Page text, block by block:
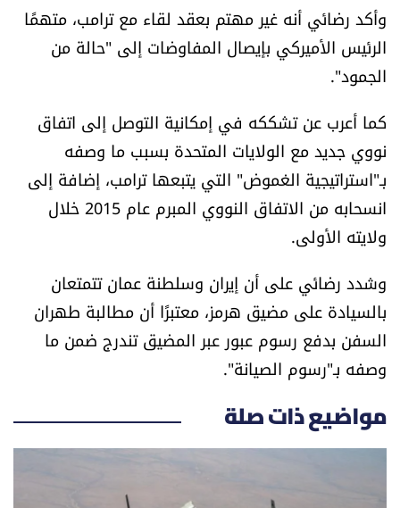
وأكد رضائي أنه غير مهتم بعقد لقاء مع ترامب، متهمًا
الرئيس الأميركي بإيصال المفاوضات إلى "حالة من
الجمود".
كما أعرب عن تشككه في إمكانية التوصل إلى اتفاق
نووي جديد مع الولايات المتحدة بسبب ما وصفه
بـ"استراتيجية الغموض" التي يتبعها ترامب، إضافة إلى
انسحابه من الاتفاق النووي المبرم عام 2015 خلال
ولايته الأولى.
وشدد رضائي على أن إيران وسلطنة عمان تتمتعان
بالسيادة على مضيق هرمز، معتبرًا أن مطالبة طهران
السفن بدفع رسوم عبور عبر المضيق تندرج ضمن ما
وصفه بـ"رسوم الصيانة".
مواضيع ذات صلة